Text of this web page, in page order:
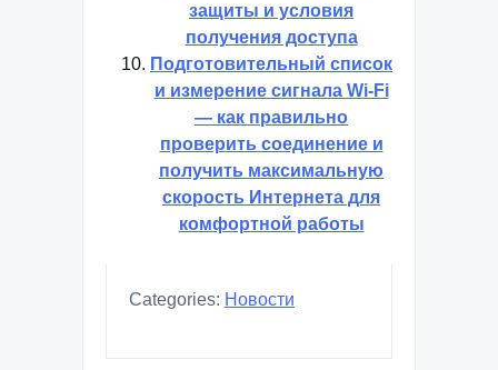
защиты и условия
получения доступа
Подготовительный список
и измерение сигнала Wi-Fi
— как правильно
проверить соединение и
получить максимальную
скорость Интернета для
комфортной работы
Categories: Новости